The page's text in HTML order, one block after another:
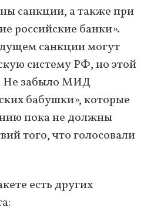
санкции, а также при
российские банки».
санкции могут
систему РФ, но этой
Не забыло МИД
бабушки», которые
пока не должны
того, что голосовали
есть других